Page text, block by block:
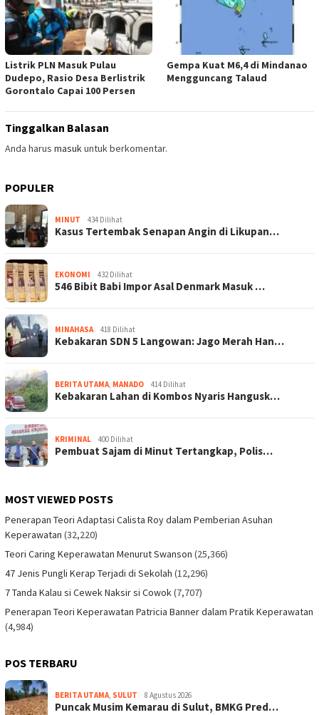
Listrik PLN Masuk Pulau
Dudepo, Rasio Desa Berlistrik
Gorontalo Capai 100 Persen
Gempa Kuat M6,4 di Mindanao
Mengguncang Talaud
Tinggalkan Balasan
Anda harus masukuntuk berkomentar.
POPULER
MINUT 434 Dilihat
Kasus Tertembak Senapan Angin di Likupan…
EKONOMI 432 Dilihat
546 Bibit Babi Impor Asal Denmark Masuk …
MINAHASA 418 Dilihat
Kebakaran SDN 5 Langowan: Jago Merah Han…
BERITA UTAMA MANADO 414 Dilihat
Kebakaran Lahan di Kombos Nyaris Hangusk…
KRIMINAL 400 Dilihat
Pembuat Sajam di Minut Tertangkap, Polis…
MOST VIEWED POSTS
Penerapan Teori Adaptasi Calista Roy dalam Pemberian Asuhan
Keperawatan (32,220)
Teori Caring Keperawatan Menurut Swanson (25,366)
47 Jenis Pungli Kerap Terjadi di Sekolah (12,296)
7 Tanda Kalau si Cewek Naksir si Cowok(7,707)
Penerapan Teori Keperawatan Patricia Banner dalam Pratik Keperawatan
(4,984)
POS TERBARU
BERITA UTAMA SULUT 8 Agustus 2026
Puncak Musim Kemarau di Sulut, BMKG Pred…